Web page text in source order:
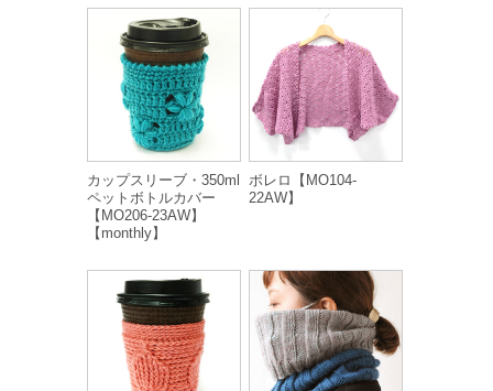
カップスリーブ・350ml
ペットボトルカバー
【MO206-23AW】
【monthly】
ボレロ【MO104-
22AW】